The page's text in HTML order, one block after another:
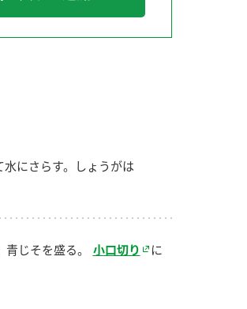
水にさらす。しょうがは
じそを盛る。 小口切り
に